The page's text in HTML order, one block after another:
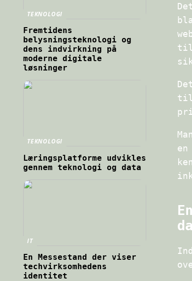
til
TEKNOLOGI
Fremtidens
belysningsteknologi og
dens indvirkning på
moderne digitale
løsninger
TEKNOLOGI
Læringsplatforme udvikles
gennem teknologi og data
IT
En Messestand der viser
techvirksomhedens
identitet